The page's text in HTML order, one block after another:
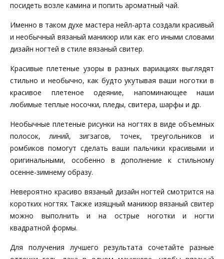
посидеть возле камина и попить ароматный чай.
Именно в таком духе мастера нейл-арта создали красивый
и необычный вязаный маникюр или как его иными словами
дизайн ногтей в стиле вязаный свитер.
Красивые плетеные узоры в разных вариациях выглядят
стильно и необычно, как будто укутывая ваши ноготки в
красивое плетеное одеяние, напоминающее наши
любимые теплые носочки, пледы, свитера, шарфы и др.
Необычные плетеные рисунки на ногтях в виде объемных
полосок, линий, зигзагов, точек, треугольников и
ромбиков помогут сделать ваши пальчики красивыми и
оригинальными, особенно в дополнение к стильному
осенне-зимнему образу.
Невероятно красиво вязаный дизайн ногтей смотрится на
коротких ногтях. Также изящный маникюр вязаный свитер
можно выполнить и на острые ноготки и ногти
квадратной формы.
Для получения лучшего результата сочетайте разные